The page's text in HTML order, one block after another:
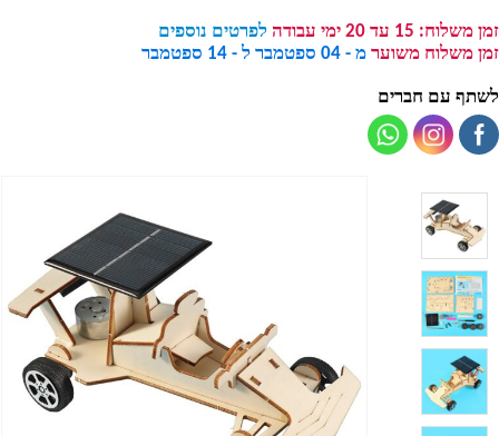
זמן משלוח:
לפרטים נוספים
זמן משלוח משוער מ - 04 ספטמבר ל - 14 ספטמבר
לשתף עם חברים